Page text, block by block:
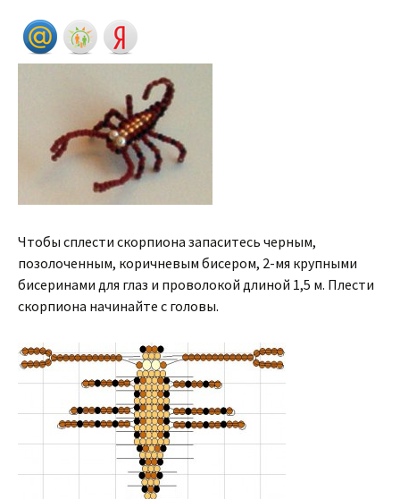
Чтобы сплести скорпиона запаситесь черным,
позолоченным, коричневым бисером, 2-мя крупными
бисеринами для глаз и проволокой длиной 1,5 м. Плести
скорпиона начинайте с головы.